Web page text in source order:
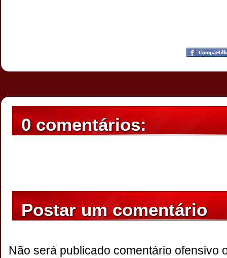
20:23
0 comentários:
Postar um comentário
Não será publicado comentário ofensivo